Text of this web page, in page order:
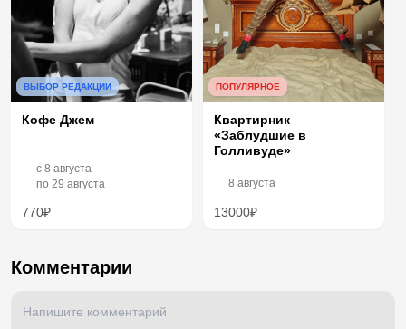
ВЫБОР РЕДАКЦИИ
Кофе Джем
c 8 августа
по 29 августа
770₽
ПОПУЛЯРНОЕ
Квартирник
«Заблудшие в
Голливуде»
8 августа
13000₽
Комментарии